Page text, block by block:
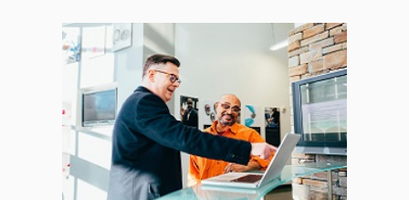
Kreiselpumpe 3 Stufig
Kreiselpumpe Wasserpumpe 200 M H
Linatex Pumpe
Pkw Anhänger